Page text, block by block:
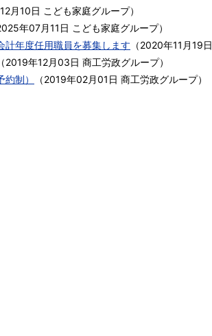
月10日 こども家庭グループ）
年07月11日 こども家庭グループ）
計年度任用職員を募集します （2020年11月19日
（2019年12月03日 商工労政グループ）
制）
（2019年02月01日 商工労政グループ）